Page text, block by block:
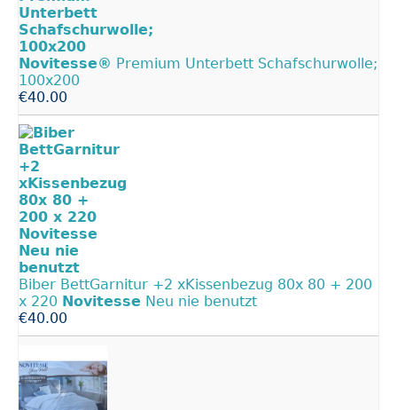
Novitesse® Premium Unterbett Schafschurwolle;
100x200
€40.00
Biber BettGarnitur +2 xKissenbezug 80x 80 + 200
x 220 Novitesse Neu nie benutzt
€40.00